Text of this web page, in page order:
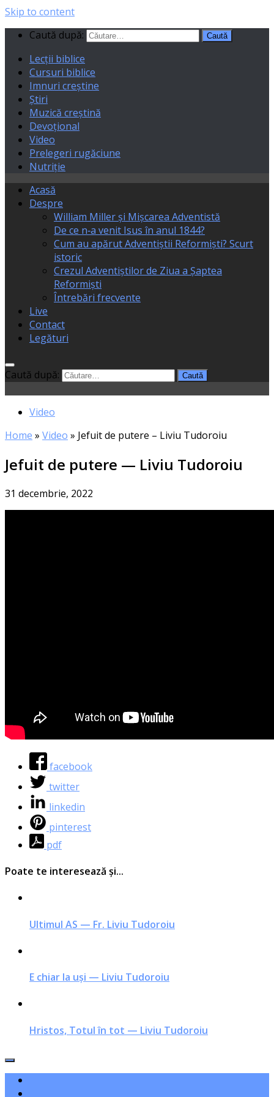
Skip to content
Caută după:
Lecții biblice
Cursuri biblice
Imnuri creștine
Știri
Muzică creștină
Devoțional
Video
Prelegeri rugăciune
Nutriție
Acasă
Despre
William Miller și Mișcarea Adventistă
De ce n‑a venit Isus în anul 1844?
Cum au apărut Adventiștii Reformiști? Scurt
istoric
Crezul Adventiștilor de Ziua a Șaptea
Reformiști
Întrebări frecvente
Live
Contact
Legături
Caută după:
Video
Home » Video » Jefuit de putere – Liviu Tudoroiu
Jefuit de putere — Liviu Tudoroiu
31 decembrie, 2022
facebook
twitter
linkedin
pinterest
pdf
Poate te interesează și...
Ultimul AS — Fr. Liviu Tudoroiu
E chiar la uși — Liviu Tudoroiu
Hristos, Totul în tot — Liviu Tudoroiu